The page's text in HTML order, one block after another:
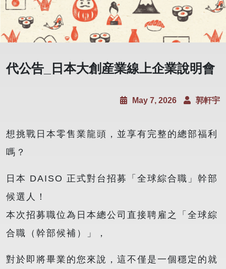
代公告_日本大創産業線上企業說明會
May 7, 2026 郭軒宇
想挑戰日本零售業龍頭，並享有完整的總部福利
嗎？
日本 DAISO 正式對台招募「全球綜合職」幹部
候選人！
本次招募職位為日本總公司直接聘雇之「全球綜
合職（幹部候補）」，
對於即將畢業的您來說，這不僅是一個穩定的就